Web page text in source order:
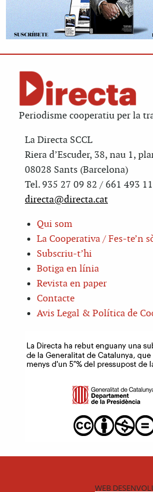
Periodisme cooperatiu per la
La Directa SCCL
Riera d’Escuder, 38, nau 1,
08028 Sants (Barcelona)
Tel. 935 27 09 82 / 661 493
directa@directa.cat
Qui som
La Cooperativa / Fes-te’n
Subscriu-t’hi
Botiga en línia
Revista en paper
Contacte
Avis Legal & Política de
WEB